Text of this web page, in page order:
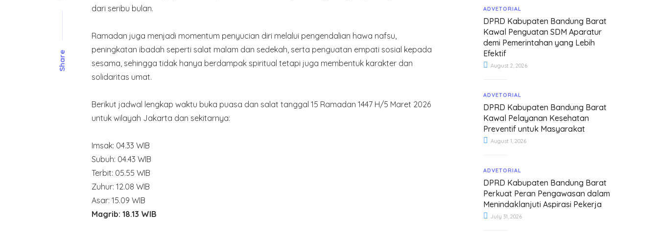
Share
dari seribu bulan.
Ramadan juga menjadi momentum penyucian diri melalui pengendalian hawa nafsu,
peningkatan ibadah seperti salat malam dan sedekah, serta penguatan empati sosial kepada
sesama, sehingga tidak hanya berdampak spiritual tetapi juga membentuk karakter dan
solidaritas umat.
Berikut jadwal lengkap waktu buka puasa dan salat tanggal 15 Ramadan 1447 H/5 Maret 2026
untuk wilayah Jakarta dan sekitarnya:
Imsak: 04.33 WIB
Subuh: 04.43 WIB
Terbit: 05.55 WIB
Zuhur: 12.08 WIB
Asar: 15.09 WIB
Magrib: 18.13 WIB
ADVETORIAL
DPRD Kabupaten Bandung Barat
Kawal Penguatan SDM Aparatur
demi Pemerintahan yang Lebih
Efektif
August 2, 2026
ADVETORIAL
DPRD Kabupaten Bandung Barat
Kawal Pelayanan Kesehatan
Preventif untuk Masyarakat
August 1, 2026
ADVETORIAL
DPRD Kabupaten Bandung Barat
Perkuat Peran Pengawasan dalam
Menindaklanjuti Aspirasi Pekerja
July 31, 2026